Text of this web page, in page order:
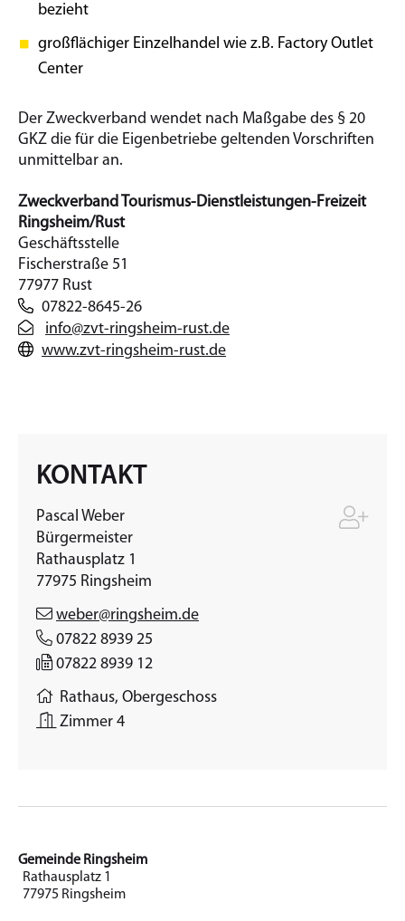
bezieht
großflächiger Einzelhandel wie z.B. Factory Outlet
Center
Der Zweckverband wendet nach Maßgabe des § 20
GKZ die für die Eigenbetriebe geltenden Vorschriften
unmittelbar an.
Zweckverband Tourismus-Dienstleistungen-Freizeit
Ringsheim/Rust
Geschäftsstelle
Fischerstraße 51
77977 Rust
07822-8645-26
info@zvt-ringsheim-rust.de
www.zvt-ringsheim-rust.de
KONTAKT
Pascal Weber
Bürgermeister
Rathausplatz 1
77975 Ringsheim
weber@ringsheim.de
07822 8939 25
07822 8939 12
Rathaus, Obergeschoss
Zimmer 4
Gemeinde Ringsheim
Rathausplatz 1
77975 Ringsheim